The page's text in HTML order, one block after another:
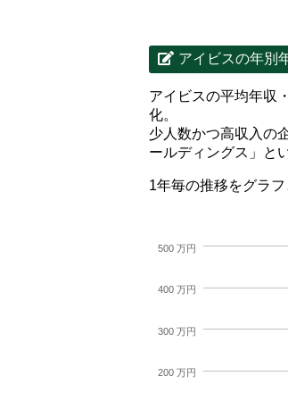
アイビスの年別
アイビスの平均年収
化。
少人数かつ高収入の
ールディングス」と
1年毎の推移をグラ
200 万円
300 万円
400 万円
500 万円